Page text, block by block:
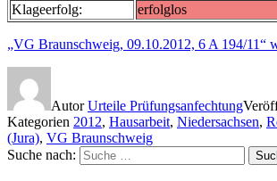
Klageerfolg:
erfolglos
„VG Braunschweig, 09.10.2012, 6 A 194/11“
AutorUrteile Prüfungsanfechtung
Kategorien 2012, Hausarbeit, Niedersachsen,
(Jura), VG Braunschweig
Suche nach: